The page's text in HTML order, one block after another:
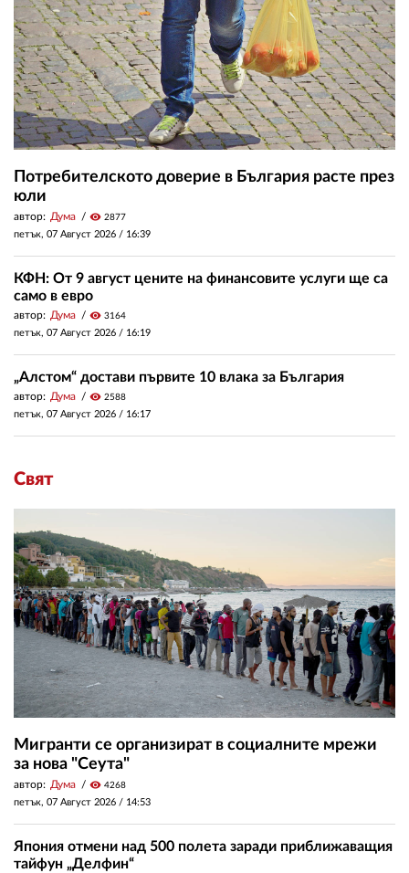
Потребителското доверие в България расте през
юли
автор: Дума visibility 2877
петък, 07 Август 2026 / 16:39
КФН: От 9 август цените на финансовите услуги ще са
само в евро
автор: Дума visibility 3164
петък, 07 Август 2026 / 16:19
„Алстом“ достави първите 10 влака за България
автор: Дума visibility 2588
петък, 07 Август 2026 / 16:17
Свят
Мигранти се организират в социалните мрежи
за нова "Сеута"
автор: Дума visibility 4268
петък, 07 Август 2026 / 14:53
Япония отмени над 500 полета заради приближаващия
тайфун „Делфин“